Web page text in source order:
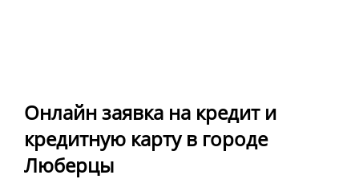
Онлайн заявка на кредит и
кредитную карту в городе
Люберцы